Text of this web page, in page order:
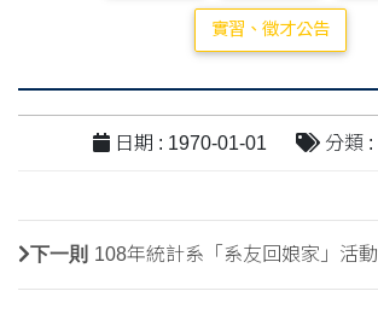
實習、徵才公告
日期 : 1970-01-01 分類 :
下一則 108年統計系「系友回娘家」活動